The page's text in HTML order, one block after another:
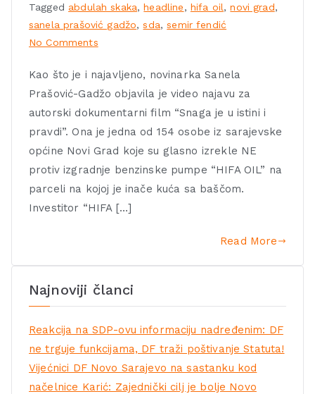
Tagged abdulah skaka,headline, hifa oil,novi grad,
sanela prašović gadžo,sda,semir fendić
No Comments
Kao što je i najavljeno, novinarka Sanela
Prašović-Gadžo objavila je video najavu za
autorski dokumentarni film “Snaga je u istini i
pravdi”. Ona je jedna od 154 osobe iz sarajevske
općine Novi Grad koje su glasno izrekle NE
protiv izgradnje benzinske pumpe “HIFA OIL” na
parceli na kojoj je inače kuća sa baščom.
Investitor “HIFA […]
Read More
Najnoviji članci
Reakcija na SDP-ovu informaciju nadređenim: DF
ne trguje funkcijama, DF traži poštivanje Statuta!
Vijećnici DF Novo Sarajevo na sastanku kod
načelnice Karić: Zajednički cilj je bolje Novo